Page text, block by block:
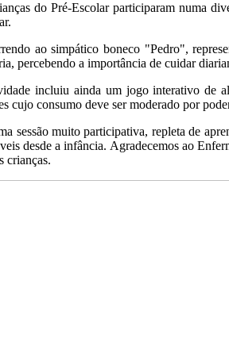
do Pré-Escolar participaram numa
ao simpático boneco "Pedro",
percebendo a importância de cuidar
incluiu ainda um jogo interativo de
cujo consumo deve ser moderado por
sessão muito participativa, repleta de
desde a infância. Agradecemos ao
crianças.